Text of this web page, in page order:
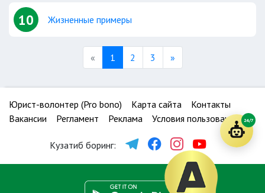
10 Жизненные примеры
«Previous
1 2 3 »Next
Юрист-волонтер (Pro bono) Карта сайта
Контакты
Вакансии
Регламент Реклама Условия пользования
Кузатиб боринг:
24/7